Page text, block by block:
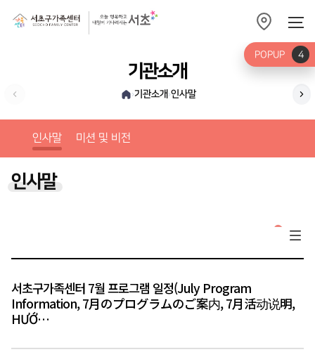
기관소개
›기관소개 ›인사말 미
인사말 미션 및 비전
인사말
서초구가족센터 7월 프로그램 일정(July Program
Information, 7月のプログラムのご案内, 7月活动说明,
HƯỚ…
POPUP 4